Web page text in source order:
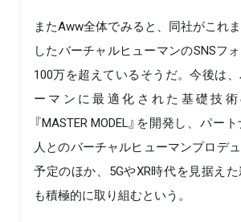
またAww全体でみると、同社がこれ
したバーチャルヒューマンのSNSフ
100万を超えているそうだ。今後は
ーマンに最適化された基礎技
『MASTER MODEL』を開発し、パー
人とのバーチャルヒューマンプロデ
予定のほか、5GやXR時代を見据え
も積極的に取り組むという。